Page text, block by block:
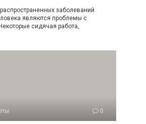
заболеваний
являются проблемы с
сидячая работа,
0